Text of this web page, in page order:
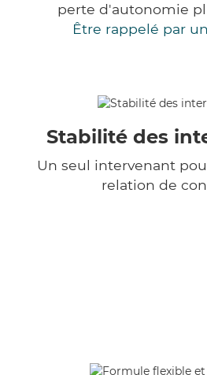
perte d'autonomie
Être rappelé par
Stabilité des
Un seul intervenant
relation de